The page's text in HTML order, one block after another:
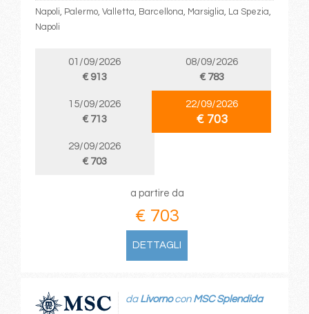
Napoli, Palermo, Valletta, Barcellona, Marsiglia, La Spezia,
Napoli
01/09/2026
€ 913
08/09/2026
€ 783
15/09/2026
€ 713
22/09/2026
€ 703
29/09/2026
€ 703
a partire da
€ 703
DETTAGLI
da Livornocon MSC Splendida